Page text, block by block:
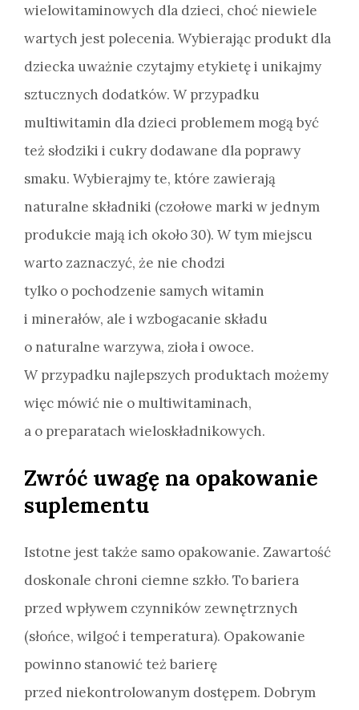
wielowitaminowych dla dzieci, choć niewiele
wartych jest polecenia. Wybierając produkt dla
dziecka uważnie czytajmy etykietę i unikajmy
sztucznych dodatków. W przypadku
multiwitamin dla dzieci problemem mogą być
też słodziki i cukry dodawane dla poprawy
smaku. Wybierajmy te, które zawierają
naturalne składniki (czołowe marki w jednym
produkcie mają ich około 30). W tym miejscu
warto zaznaczyć, że nie chodzi
tylko o pochodzenie samych witamin
i minerałów, ale i wzbogacanie składu
o naturalne warzywa, zioła i owoce.
W przypadku najlepszych produktach możemy
więc mówić nie o multiwitaminach,
a o preparatach wieloskładnikowych.
Zwróć uwagę na opakowanie
suplementu
Istotne jest także samo opakowanie. Zawartość
doskonale chroni ciemne szkło. To bariera
przed wpływem czynników zewnętrznych
(słońce, wilgoć i temperatura). Opakowanie
powinno stanowić też barierę
przed niekontrolowanym dostępem. Dobrym